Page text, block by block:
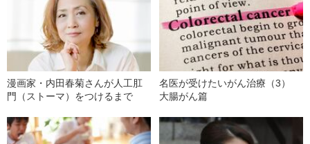
漫画家・内田春菊さんが人工肛
門（ストーマ）をつけるまで
名医が受けたいがん治療（3）
大腸がん篇